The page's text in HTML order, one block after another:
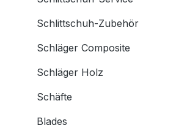
Schlittschuh-Zubehör
Schläger Composite
Schläger Holz
Schäfte
Blades